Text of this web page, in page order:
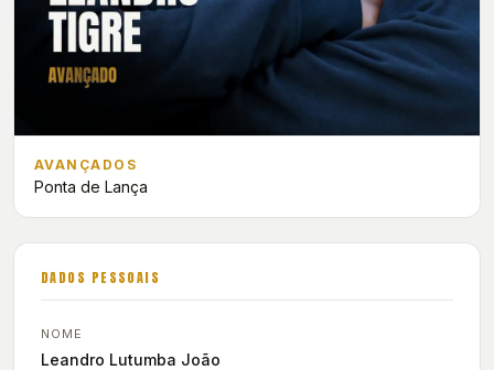
AVANÇADOS
Ponta de Lança
DADOS PESSOAIS
NOME
Leandro Lutumba João